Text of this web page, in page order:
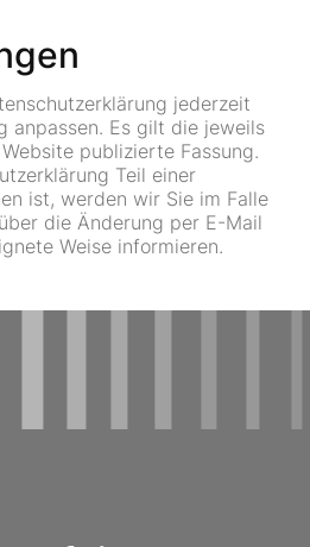
jederzeit
anpassen. Es gilt die jeweils
publizierte Fassung.
Teil einer
ist, werden wir Sie im Falle
die Änderung per E-Mail
Weise informieren.